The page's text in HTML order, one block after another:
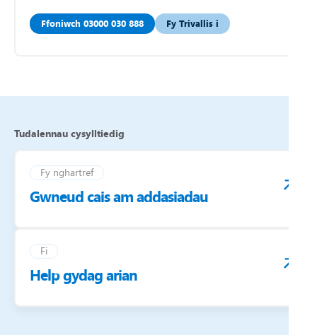
Ffoniwch 03000 030 888 Fy Trivallis i
Tudalennau cysylltiedig
Fy nghartref
Gwneud cais am addasiadau
Fi
Help gydag arian